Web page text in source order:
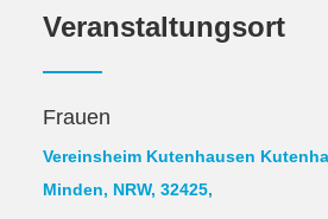
Veranstaltungsort
Frauen
Vereinsheim Kutenhausen
Minden, NRW, 32425,